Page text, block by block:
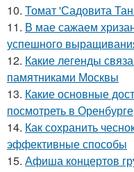
10. Томат 'Садовита
11. В мае сажаем
успешного
12. Какие легенды
памятниками Москвы
13. Какие основные
посмотреть в Оренбурге
14. Как сохранить
эффективные способы
15. Афиша концертов